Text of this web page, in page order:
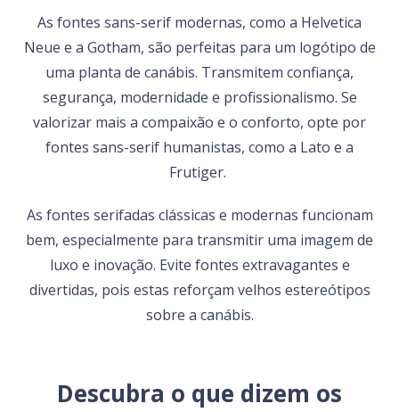
As fontes sans-serif modernas, como a Helvetica
Neue e a Gotham, são perfeitas para um logótipo de
uma planta de canábis. Transmitem confiança,
segurança, modernidade e profissionalismo. Se
valorizar mais a compaixão e o conforto, opte por
fontes sans-serif humanistas, como a Lato e a
Frutiger.
As fontes serifadas clássicas e modernas funcionam
bem, especialmente para transmitir uma imagem de
luxo e inovação. Evite fontes extravagantes e
divertidas, pois estas reforçam velhos estereótipos
sobre a canábis.
Descubra o que dizem os